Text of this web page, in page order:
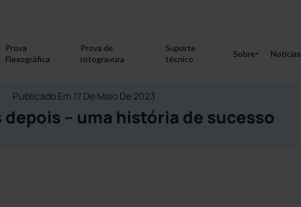
Prova
Flexográfica
Prova de
rotogravura
Suporte
técnico
Sobre Notícias
Publicado Em 17 De Maio De 2023
depois – uma história de sucesso